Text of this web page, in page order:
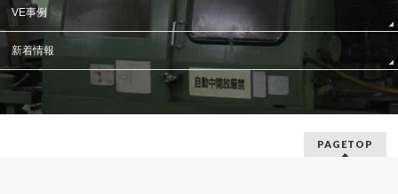
VE事例
新着情報
PAGETOP